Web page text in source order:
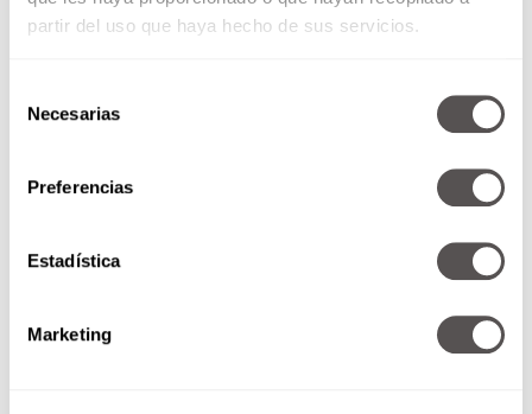
partir del uso que haya hecho de sus servicios.
Necesarias
Preferencias
Estadística
Marketing
@blissedhappinessUse the wall as your Pilates
#abschallange
♬ Vegas (From the Original
Motion Picture Soundtrack ELVIS) – Doja Cat